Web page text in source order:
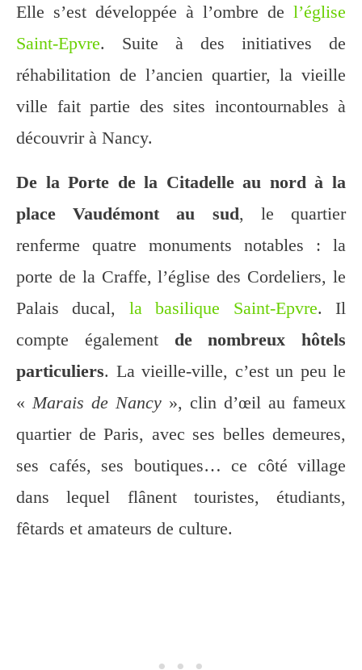
Elle s’est développée à l’ombre de l’église
Saint-Epvre. Suite à des initiatives de
réhabilitation de l’ancien quartier, la vieille
ville fait partie des sites incontournables à
découvrir à Nancy.
De la Porte de la Citadelle au nord à la
place Vaudémont au sud, le quartier
renferme quatre monuments notables : la
porte de la Craffe, l’église des Cordeliers, le
Palais ducal, la basilique Saint-Epvre. Il
compte également de nombreux hôtels
particuliers. La vieille-ville, c’est un peu le
« Marais de Nancy », clin d’œil au fameux
quartier de Paris, avec ses belles demeures,
ses cafés, ses boutiques… ce côté village
dans lequel flânent touristes, étudiants,
fêtards et amateurs de culture.